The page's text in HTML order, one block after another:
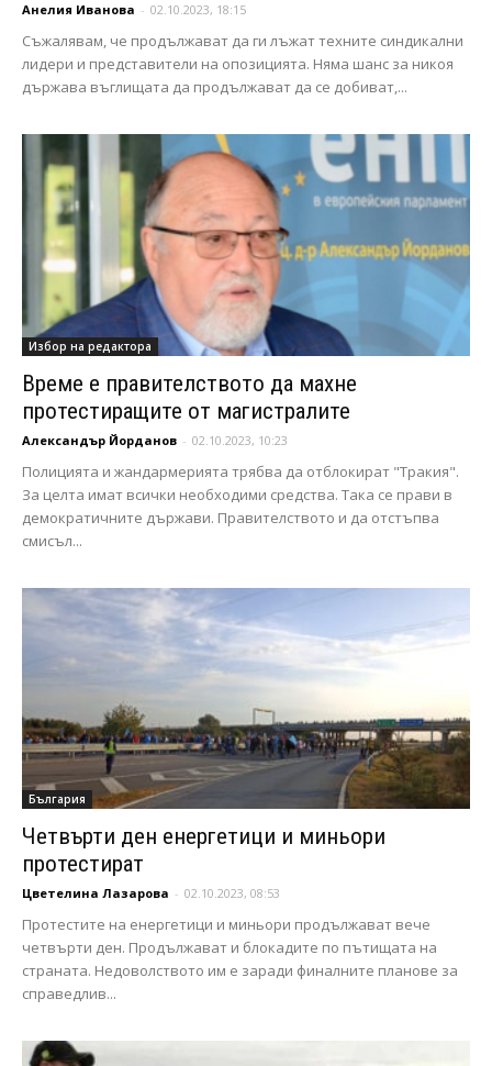
Анелия Иванова - 02.10.2023, 18:15
Съжалявам, че продължават да ги лъжат техните синдикални
лидери и представители на опозицията. Няма шанс за никоя
държава въглищата да продължават да се добиват,...
Избор на редактора
Време е правителството да махне
протестиращите от магистралите
Александър Йорданов - 02.10.2023, 10:23
Полицията и жандармерията трябва да отблокират "Тракия".
За целта имат всички необходими средства. Така се прави в
демократичните държави. Правителството и да отстъпва
смисъл...
България
Четвърти ден енергетици и миньори
протестират
Цветелина Лазарова - 02.10.2023, 08:53
Протестите на енергетици и миньори продължават вече
четвърти ден. Продължават и блокадите по пътищата на
страната. Недоволството им е заради финалните планове за
справедлив...